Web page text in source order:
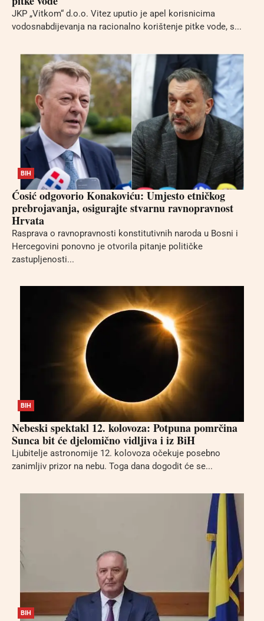
JKP „Vitkom“ d.o.o. Vitez uputio je apel korisnicima
vodosnabdijevanja na racionalno korištenje pitke vode, s...
BIH
Ćosić odgovorio Konakoviću: Umjesto etničkog
prebrojavanja, osigurajte stvarnu ravnopravnost
Hrvata
Rasprava o ravnopravnosti konstitutivnih naroda u Bosni i
Hercegovini ponovno je otvorila pitanje političke
zastupljenosti...
BIH
Nebeski spektakl 12. kolovoza: Potpuna pomrčina
Sunca bit će djelomično vidljiva i iz BiH
Ljubitelje astronomije 12. kolovoza očekuje posebno
zanimljiv prizor na nebu. Toga dana dogodit će se...
BIH